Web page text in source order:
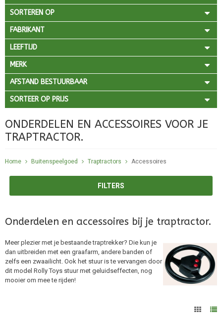
SORTEREN OP
FABRIKANT
LEEFTIJD
MERK
AFSTAND BESTUURBAAR
SORTEER OP PRIJS
ONDERDELEN EN ACCESSOIRES VOOR JE
TRAPTRACTOR.
Home Buitenspeelgoed Traptractors Accessoires
FILTERS
Onderdelen en accessoires bij je traptractor.
Meer plezier met je bestaande traptrekker? Die kun je
dan uitbreiden met een graafarm, andere banden of
zelfs een zwaailicht. Ook het stuur is te vervangen door
dit model Rolly Toys stuur met geluidseffecten, nog
mooier om mee te rijden!